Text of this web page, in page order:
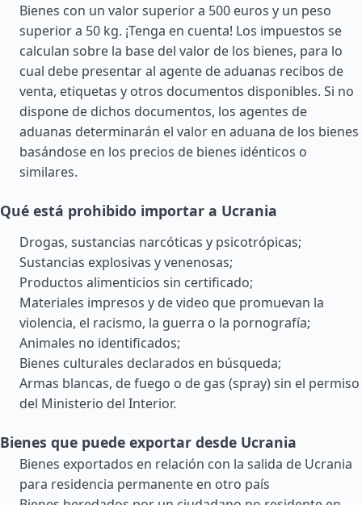
Bienes con un valor superior a 500 euros y un peso
superior a 50 kg. ¡Tenga en cuenta! Los impuestos se
calculan sobre la base del valor de los bienes, para lo
cual debe presentar al agente de aduanas recibos de
venta, etiquetas y otros documentos disponibles. Si no
dispone de dichos documentos, los agentes de
aduanas determinarán el valor en aduana de los bienes
basándose en los precios de bienes idénticos o
similares.
Qué está prohibido importar a Ucrania
Drogas, sustancias narcóticas y psicotrópicas;
Sustancias explosivas y venenosas;
Productos alimenticios sin certificado;
Materiales impresos y de video que promuevan la
violencia, el racismo, la guerra o la pornografía;
Animales no identificados;
Bienes culturales declarados en búsqueda;
Armas blancas, de fuego o de gas (spray) sin el permiso
del Ministerio del Interior.
Bienes que puede exportar desde Ucrania
Bienes exportados en relación con la salida de Ucrania
para residencia permanente en otro país